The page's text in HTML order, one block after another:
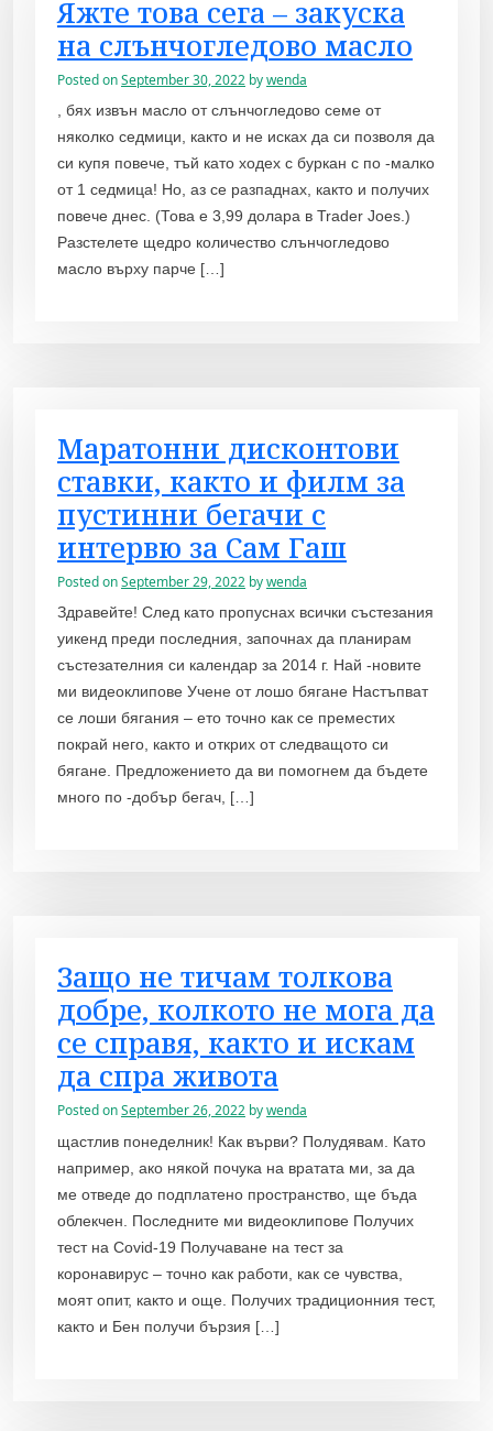
Яжте това сега – закуска
на слънчогледово масло
Posted onSeptember 30, 2022 bywenda
, бях извън масло от слънчогледово семе от
няколко седмици, както и не исках да си позволя да
си купя повече, тъй като ходех с буркан с по -малко
от 1 седмица! Но, аз се разпаднах, както и получих
повече днес. (Това е 3,99 долара в Trader Joes.)
Разстелете щедро количество слънчогледово
масло върху парче […]
Маратонни дисконтови
ставки, както и филм за
пустинни бегачи с
интервю за Сам Гаш
Posted onSeptember 29, 2022 bywenda
Здравейте! След като пропуснах всички състезания
уикенд преди последния, започнах да планирам
състезателния си календар за 2014 г. Най -новите
ми видеоклипове Учене от лошо бягане Настъпват
се лоши бягания – ето точно как се преместих
покрай него, както и открих от следващото си
бягане. Предложението да ви помогнем да бъдете
много по -добър бегач, […]
Защо не тичам толкова
добре, колкото не мога да
се справя, както и искам
да спра живота
Posted onSeptember 26, 2022 bywenda
щастлив понеделник! Как върви? Полудявам. Като
например, ако някой почука на вратата ми, за да
ме отведе до подплатено пространство, ще бъда
облекчен. Последните ми видеоклипове Получих
тест на Covid-19 Получаване на тест за
коронавирус – точно как работи, как се чувства,
моят опит, както и още. Получих традиционния тест,
както и Бен получи бързия […]